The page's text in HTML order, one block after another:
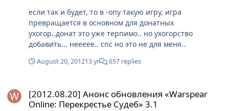
если так и будет, то в -опу такую игру, игра
превращается в основном для донатных
ухогор..донат это уже терпимо.. но ухогорство
добавить... неееее.. спс но это не для меня..
August 20, 201213 yr 657 replies
[2012.08.20] Анонс обновления «Warspear
Online: Перекрестье Судеб» 3.1